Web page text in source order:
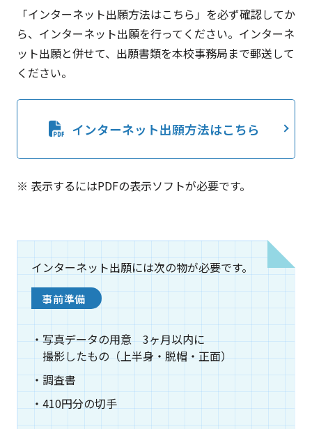
「インターネット出願方法はこちら」を必ず確認してか
ら、インターネット出願を行ってください。インターネ
ット出願と併せて、出願書類を本校事務局まで郵送して
ください。
インターネット出願方法はこちら
※ 表示するにはPDFの表示ソフトが必要です。
インターネット出願には次の物が必要です。
事前準備
写真データの用意 3ヶ月以内に
撮影したもの（上半身・脱帽・正面）
調査書
410円分の切手